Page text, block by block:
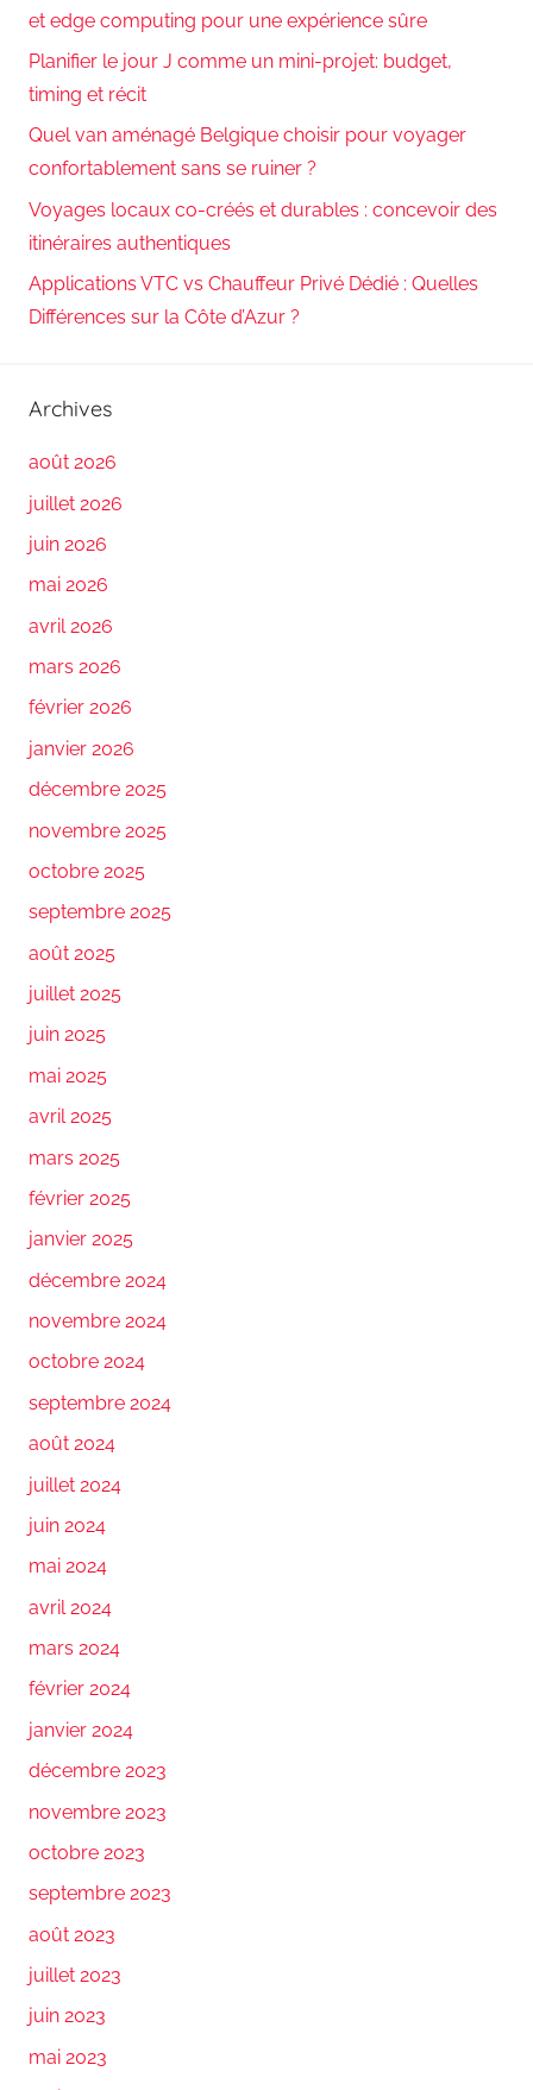
et edge computing pour une expérience sûre
Planifier le jour J comme un mini-projet: budget,
timing et récit
Quel van aménagé Belgique choisir pour voyager
confortablement sans se ruiner ?
Voyages locaux co-créés et durables : concevoir des
itinéraires authentiques
Applications VTC vs Chauffeur Privé Dédié : Quelles
Différences sur la Côte d’Azur ?
Archives
août 2026
juillet 2026
juin 2026
mai 2026
avril 2026
mars 2026
février 2026
janvier 2026
décembre 2025
novembre 2025
octobre 2025
septembre 2025
août 2025
juillet 2025
juin 2025
mai 2025
avril 2025
mars 2025
février 2025
janvier 2025
décembre 2024
novembre 2024
octobre 2024
septembre 2024
août 2024
juillet 2024
juin 2024
mai 2024
avril 2024
mars 2024
février 2024
janvier 2024
décembre 2023
novembre 2023
octobre 2023
septembre 2023
août 2023
juillet 2023
juin 2023
mai 2023